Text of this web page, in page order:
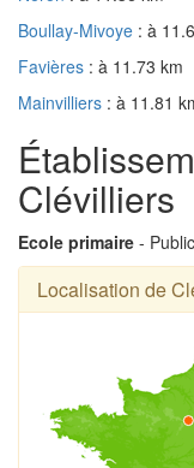
Boullay-Mivoye : à
Favières : à 11.73 km
Mainvilliers : à 11.81
Clévilliers
Ecole primaire - Public
Localisation de